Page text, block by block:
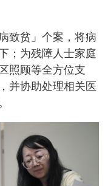
致贫」个案，将病
；为残障人士家庭
照顾等全方位支
并协助处理相关医